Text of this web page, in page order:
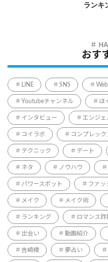
ランキ
おす
LINE SNS
Youtubeチャンネル ほ
インタビュー エンジェ
コイラボ コンプレック
テクニック デート
ネタ ノウハウ
パワースポット ファッ
メイク メイク術
ランキング ロマンス詐
出会い 動画紹介
吉崎綾 夢占い